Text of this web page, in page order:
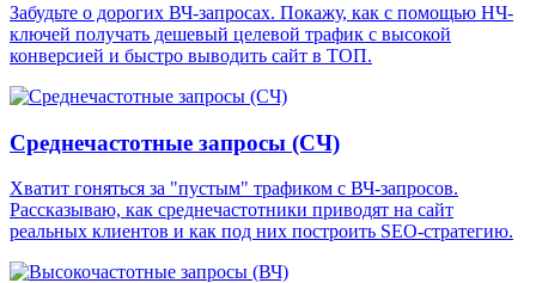
Забудьте о дорогих ВЧ-запросах. Покажу, как с помощью НЧ-
ключей получать дешевый целевой трафик с высокой
конверсией и быстро выводить сайт в ТОП.
Среднечастотные запросы (СЧ)
Хватит гоняться за "пустым" трафиком с ВЧ-запросов.
Рассказываю, как среднечастотники приводят на сайт
реальных клиентов и как под них построить SEO-стратегию.